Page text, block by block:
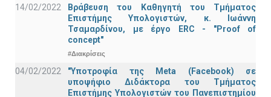
14/02/2022
Βράβευση του Καθηγητή του Τμήματος
Επιστήμης Υπολογιστών, κ. Ιωάννη
Τσαμαρδίνου, με έργο ERC - "Proof of
concept"
#Διακρίσεις
04/02/2022
"Υποτροφία της Meta (Facebook) σε
υποψήφιο Διδάκτορα του Τμήματος
Επιστήμης Υπολογιστών του Πανεπιστημίου